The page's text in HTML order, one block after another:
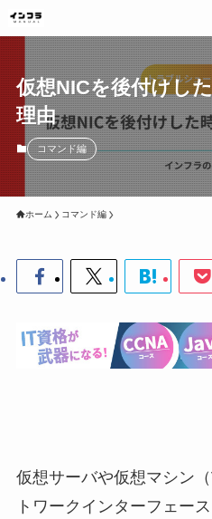
仮想NICを後付けし
理由
コマンド編
ホーム コマンド編
仮想サーバや仮想マシン
トワークインターフェー